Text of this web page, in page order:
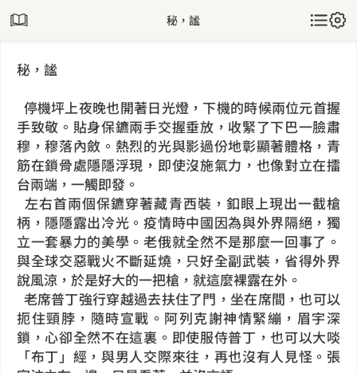
秘，謐
秘，謐
停機坪上夜晚也開著日光燈，下機的時候兩位元首握
手致敬。貼身保鑣兩手交握垂放，收緊了下巴一臉肅
穆，穆落內斂。熱烈的光與影過份地彰顯著體格，青
筋在鎖骨處隱隱浮現，即使沒施氣力，也像對立在擂
台兩端，一觸即發。
左右首兩個保鑣穿著藏青西裝，釦眼上現出一截槍
柄，隱隱露出冷光。疫情時中國因為與外界隔絕，獨
立一套暴力的美學。老俄就全然不是那麼一回事了。
與全球交惡戰火不斷延燒，只好全副武裝，省得外界
說風涼，於是好大的一把槍，就這麼裸露在外。
老席普丁強行穿越過去扶住了門，坐在席間，也可以
扼住頸脖，隨時宣戰。阿列克謝神情緊繃，眉宇深
鎖，心卻全然不在這裏。即使服侍普丁，也可以大啖
「布丁」經，與男人交際來往，再也沒有人見怪。張